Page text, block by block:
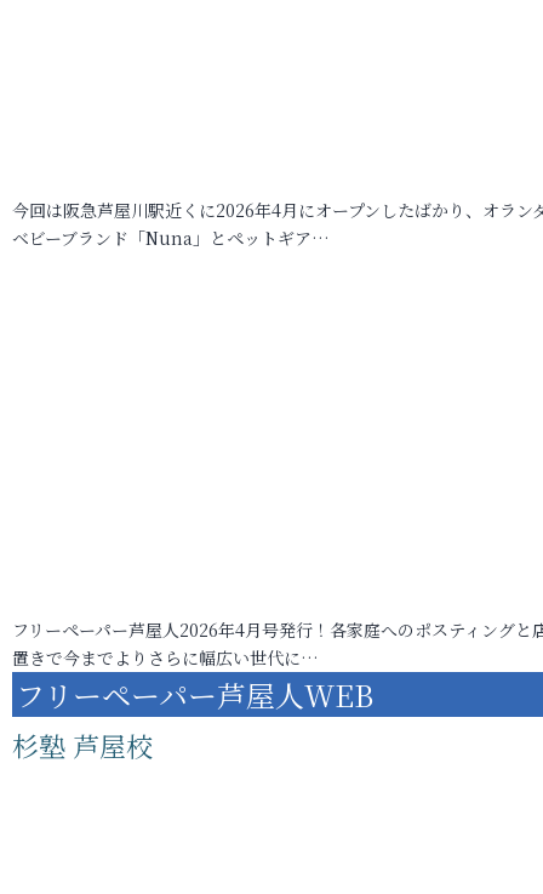
今回は阪急芦屋川駅近くに2026年4月にオープンしたばかり、オラン
ベビーブランド「Nuna」とペットギア…
フリーペーパー芦屋人2026年4月号発行！各家庭へのポスティングと
置きで今までよりさらに幅広い世代に…
フリーペーパー芦屋人WEB
杉塾 芦屋校